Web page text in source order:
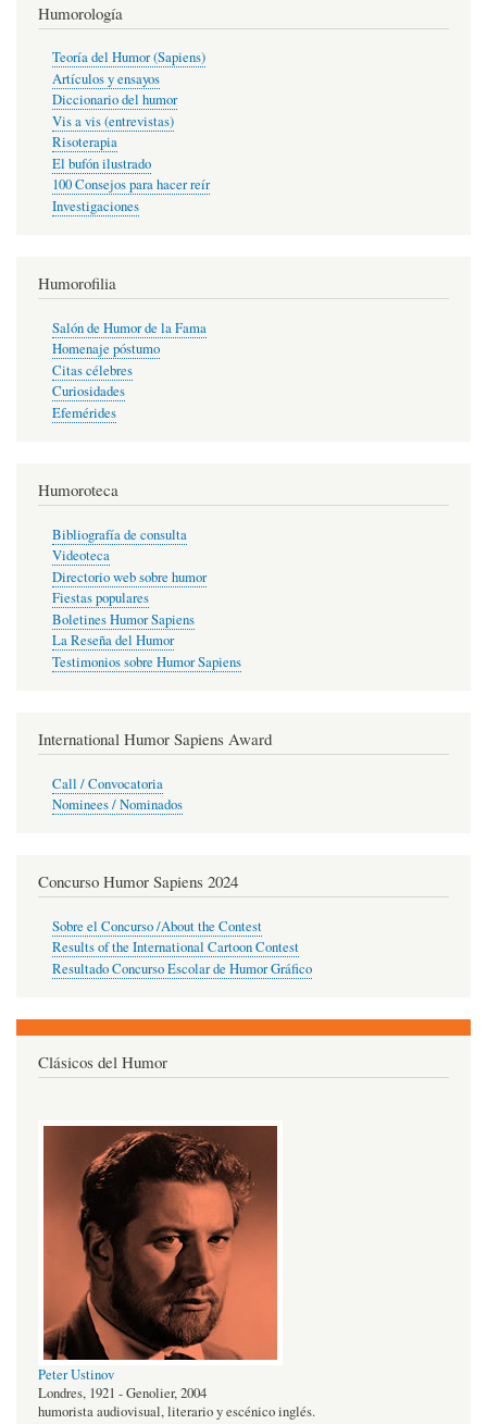
Humorología
Teoría del Humor (Sapiens)
Artículos y ensayos
Diccionario del humor
Vis a vis (entrevistas)
Risoterapia
El bufón ilustrado
100 Consejos para hacer reír
Investigaciones
Humorofilia
Salón de Humor de la Fama
Homenaje póstumo
Citas célebres
Curiosidades
Efemérides
Humoroteca
Bibliografía de consulta
Videoteca
Directorio web sobre humor
Fiestas populares
Boletines Humor Sapiens
La Reseña del Humor
Testimonios sobre Humor Sapiens
International Humor Sapiens Award
Call / Convocatoria
Nominees / Nominados
Concurso Humor Sapiens 2024
Sobre el Concurso /About the Contest
Results of the International Cartoon Contest
Resultado Concurso Escolar de Humor Gráfico
Clásicos del Humor
Peter Ustinov
Londres, 1921 - Genolier, 2004
humorista audiovisual, literario y escénico inglés.